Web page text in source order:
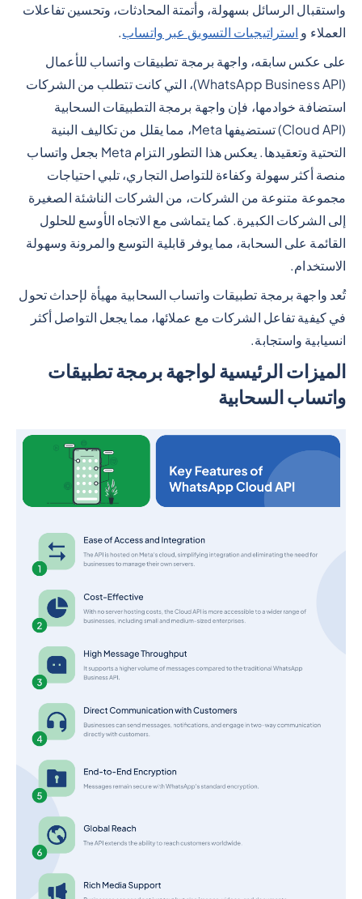
واستقبال الرسائل بسهولة، وأتمتة المحادثات، وتحسين تفاعلات
العملاء و استراتيجيات التسويق عبر واتساب.
على عكس سابقه، واجهة برمجة تطبيقات واتساب للأعمال
(WhatsApp Business API)، التي كانت تتطلب من الشركات
استضافة خوادمها، فإن واجهة برمجة التطبيقات السحابية
(Cloud API) تستضيفها Meta، مما يقلل من تكاليف البنية
التحتية وتعقيدها. يعكس هذا التطور التزام Meta بجعل واتساب
منصة أكثر سهولة وكفاءة للتواصل التجاري، تلبي احتياجات
مجموعة متنوعة من الشركات، من الشركات الناشئة الصغيرة
إلى الشركات الكبيرة. كما يتماشى مع الاتجاه الأوسع للحلول
القائمة على السحابة، مما يوفر قابلية التوسع والمرونة وسهولة
الاستخدام.
تُعد واجهة برمجة تطبيقات واتساب السحابية مهيأة لإحداث تحول
في كيفية تفاعل الشركات مع عملائها، مما يجعل التواصل أكثر
انسيابية واستجابة.
الميزات الرئيسية لواجهة برمجة تطبيقات
واتساب السحابية